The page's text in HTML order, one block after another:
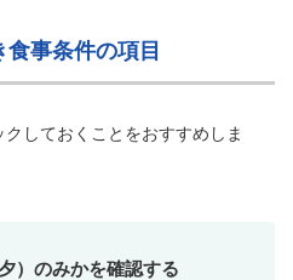
事条件の項目
しておくことをおすすめしま
）のみかを確認する